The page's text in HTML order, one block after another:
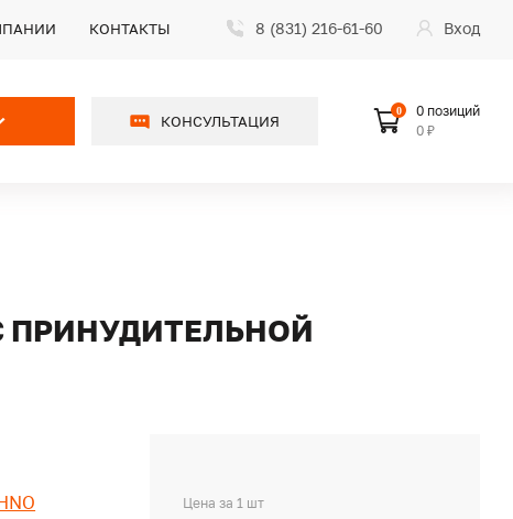
КОНТАКТЫ 8 (831) 216-61-60 Вход
КОНСУЛЬТАЦИЯ
0
0 позиций
0 ₽
ПРИНУДИТЕЛЬНОЙ
Цена за 1 шт